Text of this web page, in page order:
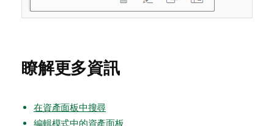
瞭解更多資訊
在資產面板中搜尋
編輯模式中的資產面板